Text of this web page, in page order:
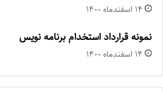
۱۴ اسفند‌ماه ۱۴۰۰
نمونه قرارداد استخدام برنامه نویس
۱۴ اسفند‌ماه ۱۴۰۰